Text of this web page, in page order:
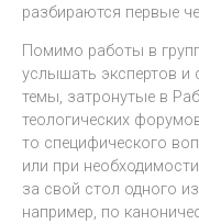
разбираются первые
Помимо работы в
услышать экспертов и
темы, затронутые в
теологических
то специфического
или при
за свой стол одного
например, по